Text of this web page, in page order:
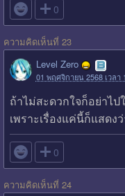
 0
ความคิดเห็นที่ 23
Level Zero
01 พฤศจิกายน 2568 เวลา
ถ้าไม่สะดวกใจก็อย่าไป
เพราะเรื่องแค่นี้ก็แสดง
 0
ความคิดเห็นที่ 24